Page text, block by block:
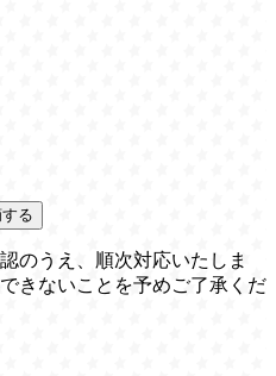
る
のうえ、順次対応いたしま
きないことを予めご了承くだ